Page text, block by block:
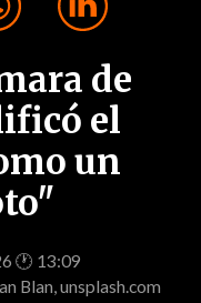
de
el
un
🕐 13:09
Blan, unsplash.com